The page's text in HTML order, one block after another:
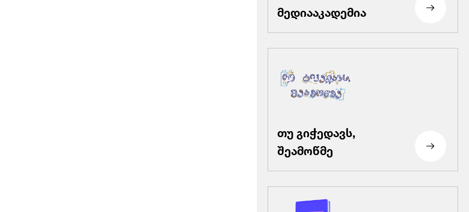
მედიააკადემია
თუ გიჭედავს,
შეამოწმე